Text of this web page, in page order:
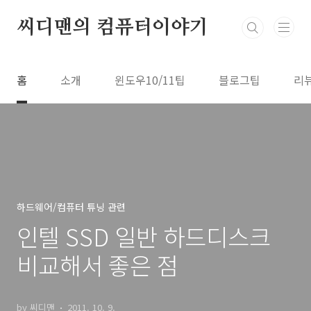
씨디맨의 컴퓨터이야기
홈 소개 윈도우10/11팁 블로그팁 리
하드웨어/컴퓨터 튜닝 관련
인텔 SSD 일반 하드디스크
비교해서 좋은 점
by 씨디맨 2011. 10. 9.